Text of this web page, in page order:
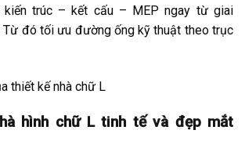
kiến trúc – kết cấu – MEP ngay từ giai
Từ đó tối ưu đường ống kỹ thuật theo trục
hình chữ L tinh tế và đẹp mắt